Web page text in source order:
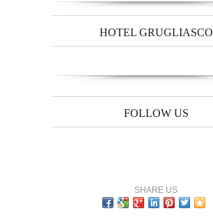
HOTEL GRUGLIASCO
FOLLOW US
SHARE US